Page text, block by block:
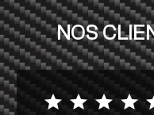
NOS